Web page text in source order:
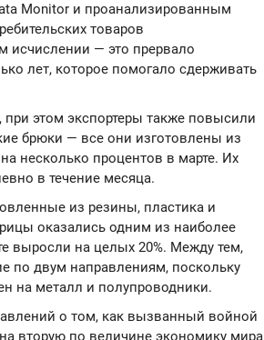
Monitor и проанализированным
товаров
исчислении — это прервало
лет, которое помогало сдерживать
этом экспортеры также повысили
брюки — все они изготовлены из
несколько процентов в марте. Их
в течение месяца.
из резины, пластика и
оказались одним из наиболее
выросли на целых 20%. Между тем,
по двум направлениям, поскольку
на металл и полупроводники.
о том, как вызванный войной
вторую по величине экономику мира